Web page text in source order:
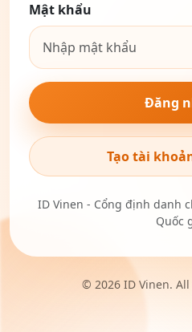
Mật khẩu
Đăng
Tạo tài
ID Vinen - Cổng định danh
Quốc
© 2026 ID Vinen.